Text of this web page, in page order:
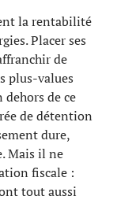
la rentabilité
Placer ses
de
plus-values
de ce
de détention
dure,
Mais il ne
fiscale :
tout aussi